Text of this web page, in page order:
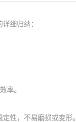
细归纳：
率。
性，不易磨损或变形。